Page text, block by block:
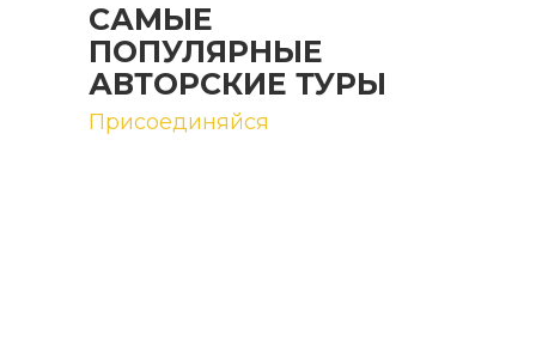
САМЫЕ
ПОПУЛЯРНЫЕ
АВТОРСКИЕ ТУРЫ
Присоединяйся